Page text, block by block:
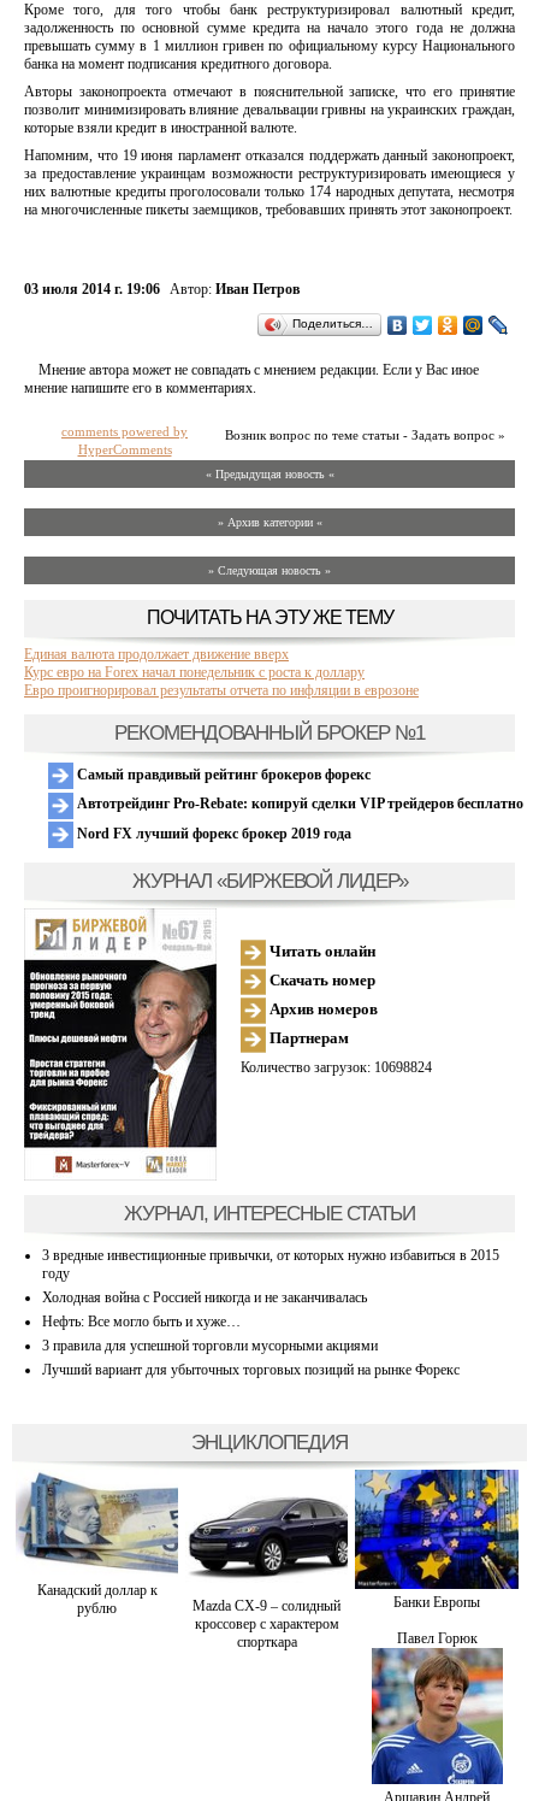
Кроме того, для того чтобы банк реструктуризировал валютный кредит,
задолженность по основной сумме кредита на начало этого года не должна
превышать сумму в 1 миллион гривен по официальному курсу Национального
банка на момент подписания кредитного договора.
Авторы законопроекта отмечают в пояснительной записке, что его принятие
позволит минимизировать влияние девальвации гривны на украинских граждан,
которые взяли кредит в иностранной валюте.
Напомним, что 19 июня парламент отказался поддержать данный законопроект,
за предоставление украинцам возможности реструктуризировать имеющиеся у
них валютные кредиты проголосовали только 174 народных депутата, несмотря
на многочисленные пикеты заемщиков, требовавших принять этот законопроект.
03 июля 2014 г. 19:06 Автор: Иван Петров
Поделиться…
Мнение автора может не совпадать с мнением редакции. Если у Вас иное
мнение напишите его в комментариях.
Возник вопрос по теме статьи - Задать вопрос »
comments powered by
HyperComments
« Предыдущая новость «
» Архив категории «
» Следующая новость »
ПОЧИТАТЬ НА ЭТУ ЖЕ ТЕМУ
Единая валюта продолжает движение вверх
Курс евро на Forex начал понедельник с роста к доллару
Евро проигнорировал результаты отчета по инфляции в еврозоне
РЕКОМЕНДОВАННЫЙ БРОКЕР №1
Самый правдивый рейтинг брокеров форекс
Автотрейдинг Pro-Rebate: копируй сделки VIP трейдеров бесплатно
Nord FX лучший форекс брокер 2019 года
ЖУРНАЛ «БИРЖЕВОЙ ЛИДЕР»
Читать онлайн
Скачать номер
Архив номеров
Партнерам
Количество загрузок: 10698824
ЖУРНАЛ, ИНТЕРЕСНЫЕ СТАТЬИ
3 вредные инвестиционные привычки, от которых нужно избавиться в 2015
году
Холодная война с Россией никогда и не заканчивалась
Нефть: Все могло быть и хуже…
3 правила для успешной торговли мусорными акциями
Лучший вариант для убыточных торговых позиций на рынке Форекс
ЭНЦИКЛОПЕДИЯ
Канадский доллар к
рублю
Mazda CX-9 – солидный
кроссовер с характером
спорткара
Банки Европы
Павел Горюк
Аршавин Андрей